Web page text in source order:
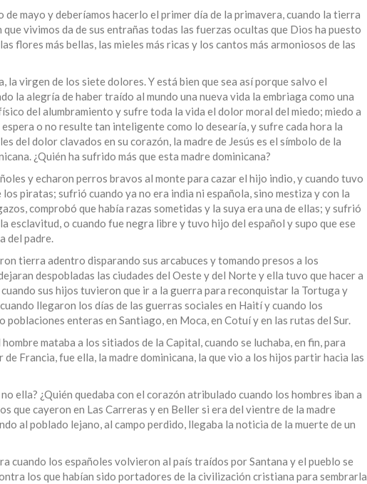
mayo y deberíamos hacerlo el primer día de la primavera, cuando la tierra
vivimos da de sus entrañas todas las fuerzas ocultas que Dios ha puesto
flores más bellas, las mieles más ricas y los cantos más armoniosos de las
virgen de los siete dolores. Y está bien que sea así porque salvo el
la alegría de haber traído al mundo una nueva vida la embriaga como una
del alumbramiento y sufre toda la vida el dolor moral del miedo; miedo a
o no resulte tan inteligente como lo desearía, y sufre cada hora la
del dolor clavados en su corazón, la madre de Jesús es el símbolo de la
¿Quién ha sufrido más que esta madre dominicana?
y echaron perros bravos al monte para cazar el hijo indio, y cuando tuvo
piratas; sufrió cuando ya no era india ni española, sino mestiza y con la
comprobó que había razas sometidas y la suya era una de ellas; y sufrió
esclavitud, o cuando fue negra libre y tuvo hijo del español y supo que ese
del padre.
tierra adentro disparando sus arcabuces y tomando presos a los
despobladas las ciudades del Oeste y del Norte y ella tuvo que hacer a
sus hijos tuvieron que ir a la guerra para reconquistar la Tortuga y
llegaron los días de las guerras sociales en Haití y cuando los
enteras en Santiago, en Moca, en Cotuí y en las rutas del Sur.
mataba a los sitiados de la Capital, cuando se luchaba, en fin, para
Francia, fue ella, la madre dominicana, la que vio a los hijos partir hacia las
ella? ¿Quién quedaba con el corazón atribulado cuando los hombres iban a
que cayeron en Las Carreras y en Beller si era del vientre de la madre
al poblado lejano, al campo perdido, llegaba la noticia de la muerte de un
cuando los españoles volvieron al país traídos por Santana y el pueblo se
los que habían sido portadores de la civilización cristiana para sembrarla